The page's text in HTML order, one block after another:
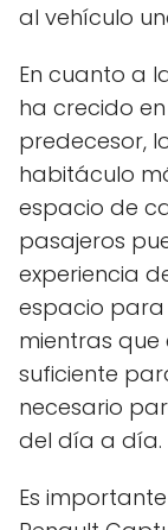
al vehículo
En cuanto a
ha crecido
predecesor,
habitáculo
espacio de
pasajeros
experiencia
espacio para
mientras
suficiente
necesario
del día a día.
Es